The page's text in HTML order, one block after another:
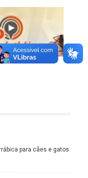
para cães e gatos